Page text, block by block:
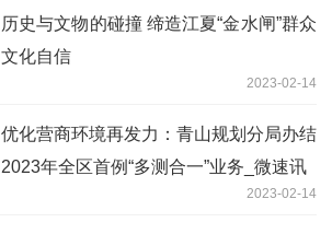
历史与文物的碰撞 缔造江夏“金水闸”群众
文化自信
2023-02-14
优化营商环境再发力：青山规划分局办结
2023年全区首例“多测合一”业务_微速讯
2023-02-14